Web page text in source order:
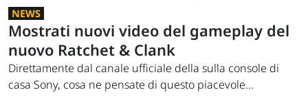
NEWS
Mostrati nuovi video del gameplay del
nuovo Ratchet & Clank
Direttamente dal canale ufficiale della sulla console di
casa Sony, cosa ne pensate di questo piacevole...